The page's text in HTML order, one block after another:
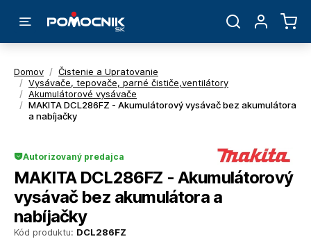
Domov / Čistenie a Upratovanie
/ Vysávače, tepovače, parné čističe,ventilátory
/ Akumulátorové vysávače
/ MAKITA DCL286FZ - Akumulátorový vysávač bez akumulátora
a nabíjačky
Kód produktu: DCL286FZ
Autorizovaný predajca
MAKITA DCL286FZ - Akumulátorový
vysávač bez akumulátora a
nabíjačky